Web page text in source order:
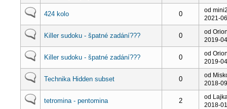
424 kolo 0
od
2021-
Killer sudoku - špatné zadání??? 0
od
2019-
Killer sudoku - špatné zadání??? 0
od
2019-
Technika Hidden subset 0
od
2018-
tetromina - pentomina 2
od
2018-